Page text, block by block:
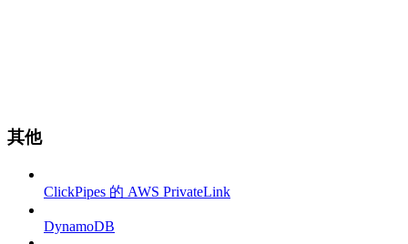
其他
ClickPipes 的 AWS PrivateLink
DynamoDB